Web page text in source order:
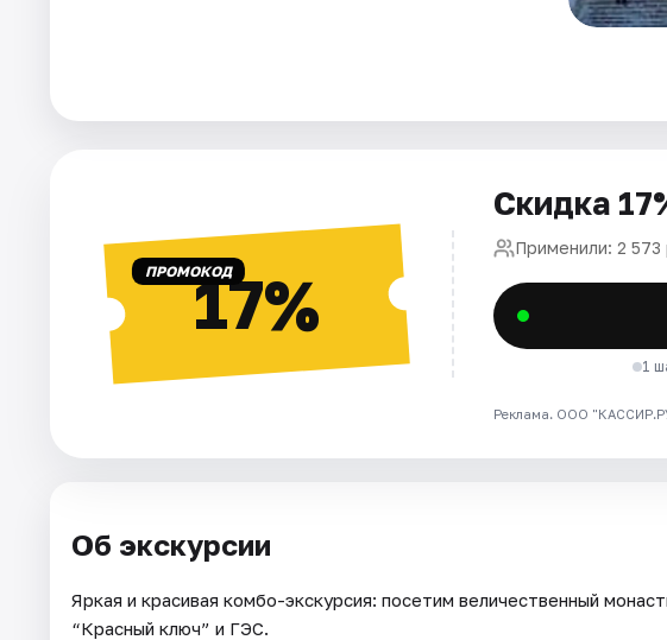
Рейтинги ПРОМОКОД17%
Скидка
Применили: 2 573
1
Реклама. ООО
Об экскурсии
Яркая и красивая комбо-экскурсия: посетим величественный
“Красный ключ” и ГЭС.